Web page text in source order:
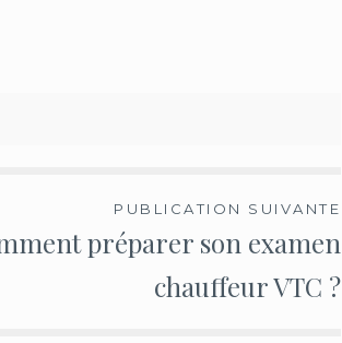
PUBLICATION SUIVANTE
préparer son examen
chauffeur VTC ?